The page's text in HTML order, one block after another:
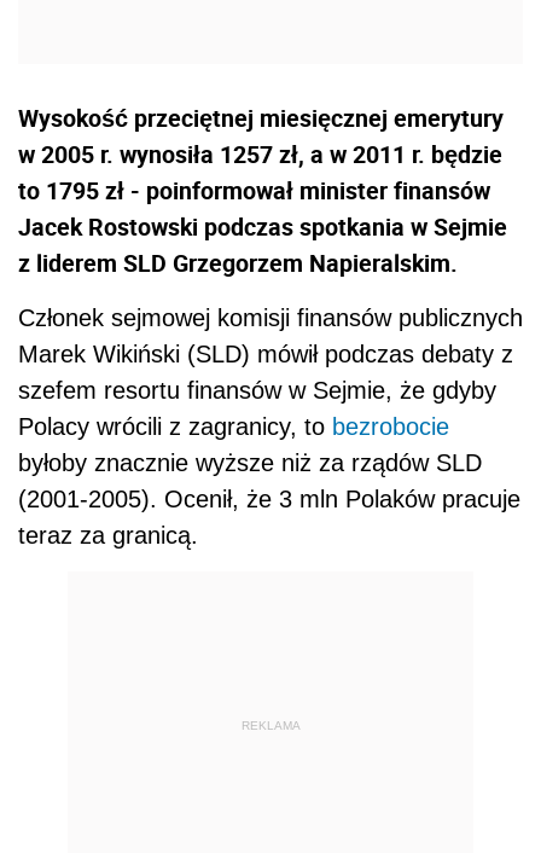
Wysokość przeciętnej miesięcznej emerytury
w 2005 r. wynosiła 1257 zł, a w 2011 r. będzie
to 1795 zł - poinformował minister finansów
Jacek Rostowski podczas spotkania w Sejmie
z liderem SLD Grzegorzem Napieralskim.
Członek sejmowej komisji finansów publicznych
Marek Wikiński (SLD) mówił podczas debaty z
szefem resortu finansów w Sejmie, że gdyby
Polacy wrócili z zagranicy, to bezrobocie
byłoby znacznie wyższe niż za rządów SLD
(2001-2005). Ocenił, że 3 mln Polaków pracuje
teraz za granicą.
REKLAMA